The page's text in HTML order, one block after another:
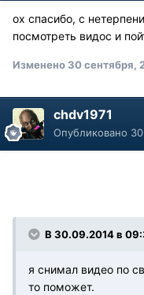
ох спасибо, с
посмотреть видос и
Изменено 30 сентября,
chdv1971
Опубликовано
В 30.09.2014 в
я снимал видео по
то поможет.